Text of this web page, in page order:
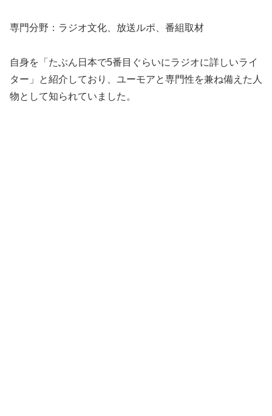
専門分野：ラジオ文化、放送ルポ、番組取材
自身を「たぶん日本で5番目ぐらいにラジオに詳しいライ
ター」と紹介しており、ユーモアと専門性を兼ね備えた人
物として知られていました。